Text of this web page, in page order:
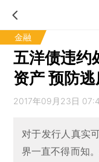
金融
五洋债违约
资产 预防
2017年09月23日
对于发行人真实
界一直不得而知